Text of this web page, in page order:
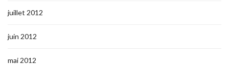
juillet 2012
juin 2012
mai 2012